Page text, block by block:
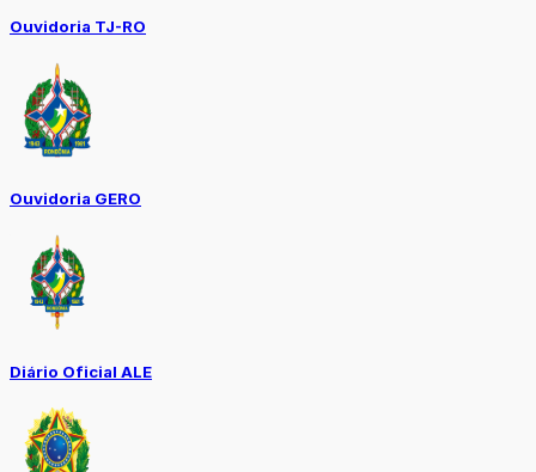
Ouvidoria TJ-RO
Ouvidoria GERO
Diário Oficial ALE